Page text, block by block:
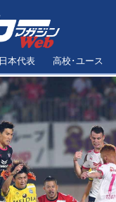
日本代表 高校･ユース